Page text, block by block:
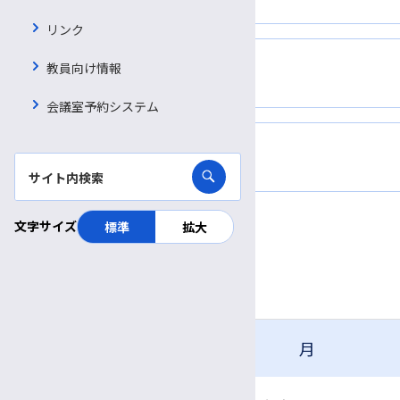
涙道
小耳症、耳介変形
月
リンク
教員向け情報
会議室予約システム
文字サイズ 標準 拡大